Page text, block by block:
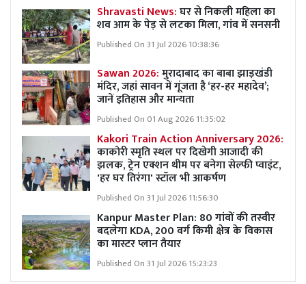
Shravasti News:घर से निकली महिला का
शव आम के पेड़ से लटका मिला, गांव में सनसनी
Published On 31 Jul 2026 10:38:36
Sawan 2026:मुरादाबाद का बाबा झाड़खंडी
मंदिर, जहां सावन में गूंजता है ‘हर-हर महादेव’;
जानें इतिहास और मान्यता
Published On 01 Aug 2026 11:35:02
Kakori Train Action Anniversary 2026:
काकोरी स्मृति स्थल पर दिखेगी आजादी की
झलक, ट्रेन एक्शन थीम पर बनेगा सेल्फी प्वाइंट,
'हर घर तिरंगा' स्टॉल भी आकर्षण
Published On 31 Jul 2026 11:56:30
Kanpur Master Plan: 80 गांवों की तस्वीर
बदलेगा KDA, 200 वर्ग किमी क्षेत्र के विकास
का मास्टर प्लान तैयार
Published On 31 Jul 2026 15:23:23